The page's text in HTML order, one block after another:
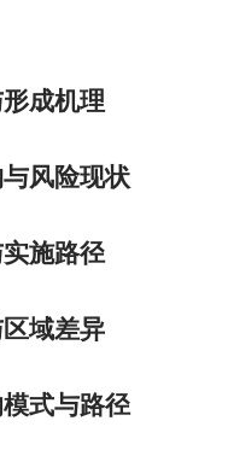
成机理
风险现状
施路径
域差异
式与路径